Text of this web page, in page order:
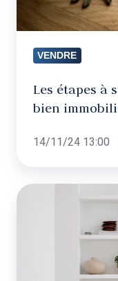
immobilier
hérité
VENDRE
Les étapes à
bien
14/11/24 13:00
Le